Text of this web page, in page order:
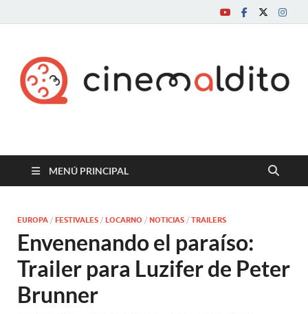
Cine maldito
MENÚ PRINCIPAL
EUROPA / FESTIVALES / LOCARNO / NOTICIAS / TRAILERS
Envenenando el paraíso:
Trailer para Luzifer de Peter
Brunner